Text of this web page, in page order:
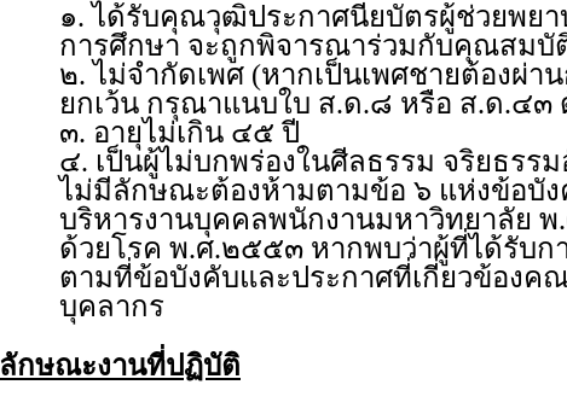
๑. ได้รับคุณวุฒิประกาศนียบัตรผู้ช่วยพย
การศึกษา จะถูกพิจารณาร่วมกับคุณสมบั
๒. ไม่จำกัดเพศ (หากเป็นเพศชายต้องผ่
ยกเว้น กรุณาแนบใบ ส.ด.๘ หรือ ส.ด.๔๓
๓. อายุไม่เกิน ๔๕ ปี
๔. เป็นผู้ไม่บกพร่องในศีลธรรม จริยธรร
ไม่มีลักษณะต้องห้ามตามข้อ ๖ แห่งข้อบั
บริหารงานบุคคลพนักงานมหาวิทยาลัย
ด้วยโรค พ.ศ.๒๕๕๓ หากพบว่าผู้ที่ได้รับก
ตามที่ข้อบังคับและประกาศที่เกี่ยวข้องค
บุคลากร
ลักษณะงานที่ปฏิบัติ